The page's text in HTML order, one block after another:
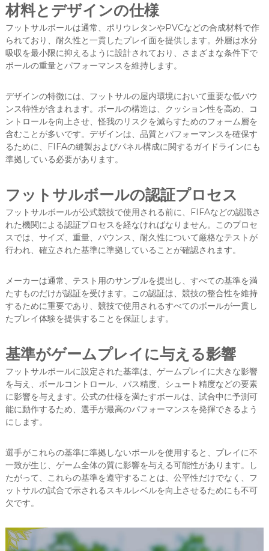
材料とデザインの仕様
フットサルボールは通常、ポリウレタンやPVCなどの合成材料で作
られており、耐久性と一貫したプレイ面を提供します。外層は水分
吸収を最小限に抑えるように設計されており、さまざまな条件下で
ボールの重量とパフォーマンスを維持します。
デザインの特徴には、フットサルの屋内環境において重要な低バウ
ンス特性が含まれます。ボールの構造は、クッション性を高め、コ
ントロールを向上させ、怪我のリスクを減らすためのフォーム層を
含むことが多いです。デザインは、品質とパフォーマンスを確保す
るために、FIFAの縫製およびパネル構成に関するガイドラインにも
準拠している必要があります。
フットサルボールの認証プロセス
フットサルボールが公式競技で使用される前に、FIFAなどの認識さ
れた機関による認証プロセスを経なければなりません。このプロセ
スでは、サイズ、重量、バウンス、耐久性について厳格なテストが
行われ、確立された基準に準拠していることが確認されます。
メーカーは通常、テスト用のサンプルを提出し、すべての基準を満
たすものだけが認証を受けます。この認証は、競技の整合性を維持
するために重要であり、競技で使用されるすべてのボールが一貫し
たプレイ体験を提供することを保証します。
基準がゲームプレイに与える影響
フットサルボールに設定された基準は、ゲームプレイに大きな影響
を与え、ボールコントロール、パス精度、シュート精度などの要素
に影響を与えます。公式の仕様を満たすボールは、試合中に予測可
能に動作するため、選手が最高のパフォーマンスを発揮できるよう
にします。
選手がこれらの基準に準拠しないボールを使用すると、プレイに不
一致が生じ、ゲーム全体の質に影響を与える可能性があります。し
たがって、これらの基準を遵守することは、公平性だけでなく、フ
ットサルの試合で示されるスキルレベルを向上させるためにも不可
欠です。